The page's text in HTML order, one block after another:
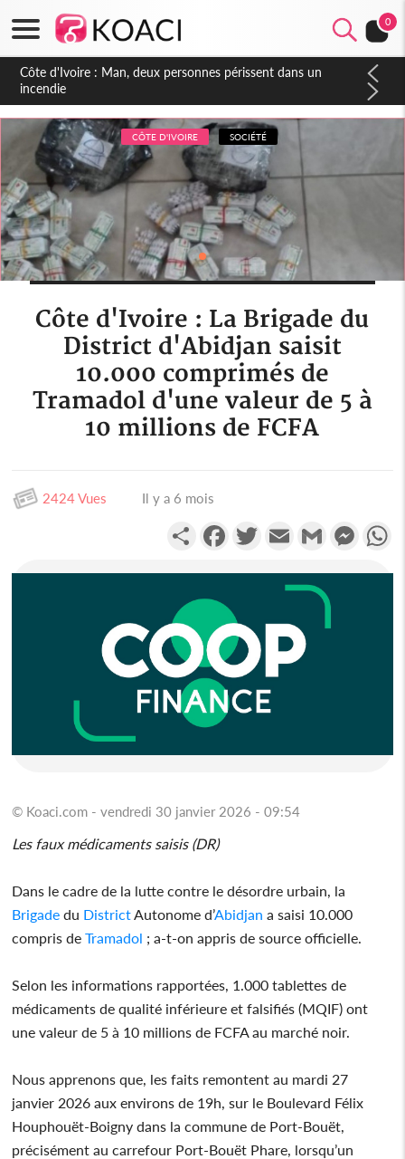
0
Côte d'Ivoire : Séileu, la célébration de la fête nationale
transformée en vaste campagne contre les produits
dépigmentants dangereux
CÔTE D'IVOIRE SOCIÉTÉ
Côte d'Ivoire : La Brigade du
District d'Abidjan saisit
10.000 comprimés de
Tramadol d'une valeur de 5 à
10 millions de FCFA
2424 Vues Il y a 6 mois
PartagerFacebookTwitterEmail Gmail
© Koaci.com - vendredi 30 janvier 2026 - 09:54
Les faux médicaments saisis (DR)
Dans le cadre de la lutte contre le désordre urbain, la
Brigade du District Autonome d’Abidjan a saisi 10.000
compris deTramadol ; a-t-on appris de source officielle.
Selon les informations rapportées, 1.000 tablettes de
médicaments de qualité inférieure et falsifiés (MQIF) ont
une valeur de 5 à 10 millions de FCFA au marché noir.
Nous apprenons que, les faits remontent au mardi 27
janvier 2026 aux environs de 19h, sur le Boulevard Félix
Houphouët-Boigny dans la commune de Port-Bouët,
précisément au carrefour Port-Bouët Phare, lorsqu’un